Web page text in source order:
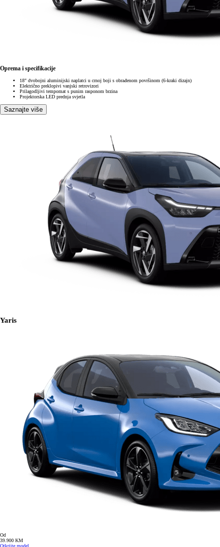
Oprema i specifikacije
18" dvobojni aluminijski naplatci u crnoj boji s obrađenom površinom (6-kraki dizajn)
Električno preklopivi vanjski retrovizori
Prilagodljivi tempomat s punim rasponom brzina
Projektorska LED prednja svjetla
Saznajte više
Yaris
Od
39.900 KM
Otkrijte model